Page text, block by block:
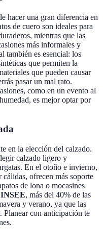
hacer una gran diferencia en
de cuero son ideales para
mientras que las
más informales y
también es esencial: los
que permiten la
que pueden causar
pasar un mal rato.
como en un evento al
es mejor optar por
en la elección del calzado.
calzado ligero y
En el otoño e invierno,
cálidas, ofrecen más soporte
de lona o mocasines
INSEE, más del 40% de las
y verano, ya que las
Planear con anticipación te